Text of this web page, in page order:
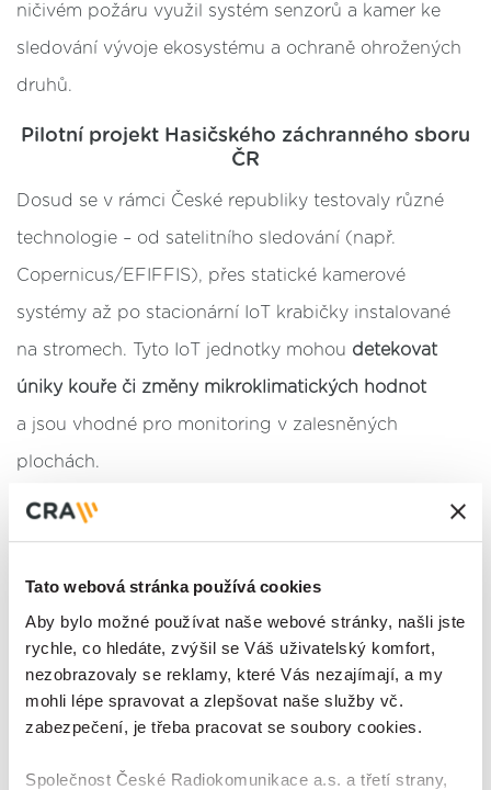
Tato webová stránka používá cookies
Aby bylo možné používat naše webové stránky, našli jste
rychle, co hledáte, zvýšil se Váš uživatelský komfort,
nezobrazovaly se reklamy, které Vás nezajímají, a my
mohli lépe spravovat a zlepšovat naše služby vč.
zabezpečení, je třeba pracovat se soubory cookies.
Společnost České Radiokomunikace a.s. a třetí strany,
ničivém požáru využil systém senzorů a kamer ke
sledování vývoje ekosystému a ochraně ohrožených
druhů.
Pilotní projekt Hasičského záchranného sboru
ČR
Dosud se v rámci České republiky testovaly různé
technologie – od satelitního sledování (např.
Copernicus/EFIFFIS), přes statické kamerové
systémy až po stacionární IoT krabičky instalované
na stromech. Tyto IoT jednotky mohou detekovat
úniky kouře či změny mikroklimatických hodnot
a jsou vhodné pro monitoring v zalesněných
plochách.
V lednu 2025 odstartoval projekt
záchranným sborem ČR ve spolupráci s ministerstvy
a výzkumnými institucemi, který potrvá do
června 2026. S rozpočtem kolem 171 tisíc eur má za
cíl analyzovat dostupné technologie, provést
konzultace s experty a realizovat pilotní testy
v reálném prostředí. Během projektu budou